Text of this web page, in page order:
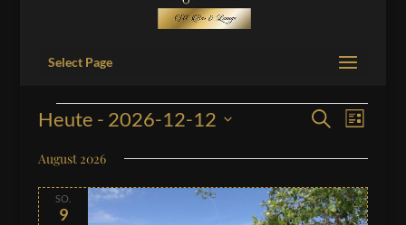
Select Page
Veranstaltungen
und
Ansichten,
Navigation
Suche
Liste
Heute - 2026-12-12
wählen.
August 2026
SO.
9